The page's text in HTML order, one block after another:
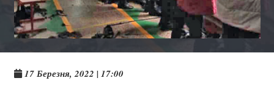
17 Березня, 2022 | 17:00